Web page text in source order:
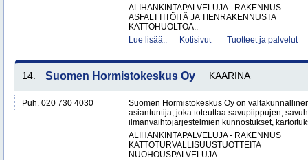
ALIHANKINTAPALVELUJA - RAKENNUS
ASFALTTITÖITÄ JA TIENRAKENNUSTA
KATTOHUOLTOA..
Lue lisää..
Kotisivut Tuotteet ja palvelut
14. Suomen Hormistokeskus Oy KAARINA
Puh. 020 730 4030
Suomen Hormistokeskus Oy on
asiantuntija, joka toteuttaa savupiippujen,
ilmanvaihtojärjestelmien kunnostukset,
ALIHANKINTAPALVELUJA - RAKENNUS
KATTOTURVALLISUUSTUOTTEITA
NUOHOUSPALVELUJA..